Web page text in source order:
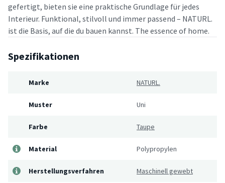
gefertigt, bieten sie eine praktische Grundlage für jedes
Interieur. Funktional, stilvoll und immer passend – NATURL.
ist die Basis, auf die du bauen kannst. The essence of home.
Spezifikationen
Marke NATURL.
Muster Uni
Farbe Taupe
Material Polypropylen
Herstellungsverfahren Maschinell gewebt